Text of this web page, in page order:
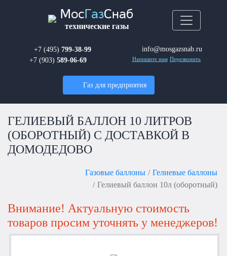
Мос ГазСнаб
технические газы
+7 (495) 799-38-99
+7 (903) 589-06-69
info@mosgazsnab.ru
Напишите нам Перезвонить
Газ для предприятия
ГЕЛИЕВЫЙ БАЛЛОН 10 ЛИТРОВ
(ОБОРОТНЫЙ) С ДОСТАВКОЙ В
ДОМОДЕДОВО
Газовые баллоны
Гелиевые баллоны
Гелиевый баллон 10л (оборотный)
Внимание! Актуальную стоимость
товаров просим уточнять у менеджеров!